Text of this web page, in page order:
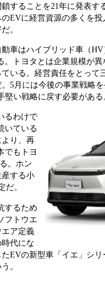
鎖することを21年に発表
EVに経営資源の多くを
。
車はハイブリッド車（
。トヨタとは企業規模が
いる。経営責任をとって
5月には今後の事業戦略
堅い戦略に戻す必要がある
るわけで
いている
り、再
でもトヨ
。ホン
する小
だ。
するため
フトウエ
ア定義
代にな
EVの新型車「イエ」シ
。